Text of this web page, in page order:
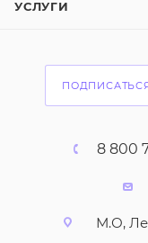
УСЛУГИ
8 800
М.О,